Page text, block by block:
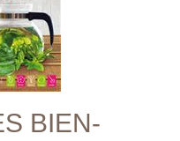
BIEN-